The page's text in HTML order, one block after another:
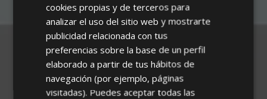
ENGLISH
GERMAN
cookies propias y de terceros para
analizar el uso del sitio web y mostrarte
publicidad relacionada con tus
preferencias sobre la base de un perfil
elaborado a partir de tus hábitos de
navegación (por ejemplo, páginas
visitadas). Puedes aceptar todas las